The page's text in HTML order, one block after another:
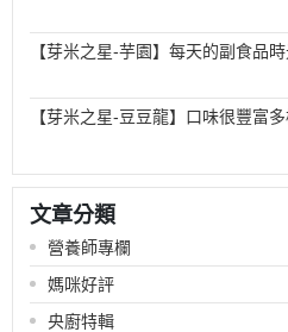
【芽米之星-芋園】每天的副食品
【芽米之星-豆豆龍】口味很豐富
文章分類
營養師專欄
媽咪好評
央廚特輯